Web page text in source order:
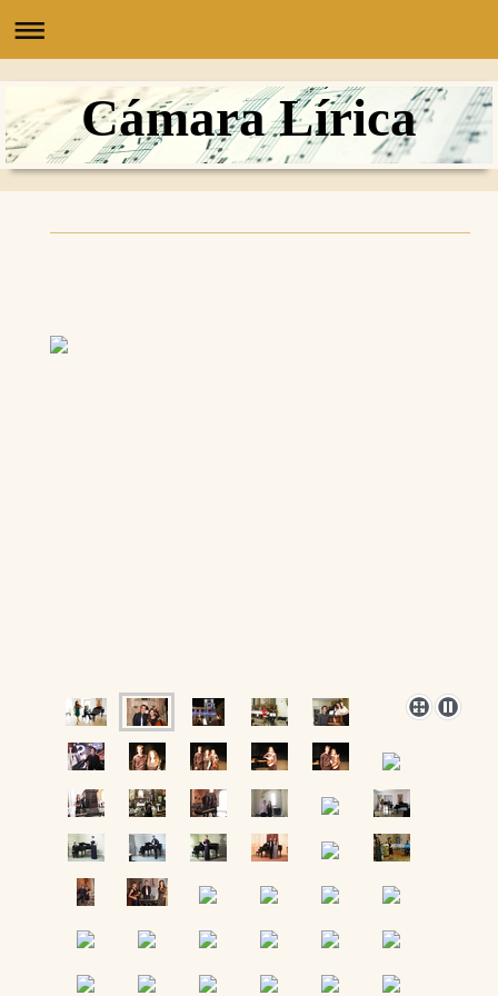
Cámara Lírica